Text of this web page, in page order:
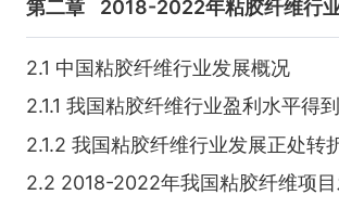
第二章 2018-2022年粘胶纤维行
2.1 中国粘胶纤维行业发展概况
2.1.1 我国粘胶纤维行业盈利水平得
2.1.2 我国粘胶纤维行业发展正处转
2.2 2018-2022年我国粘胶纤维项